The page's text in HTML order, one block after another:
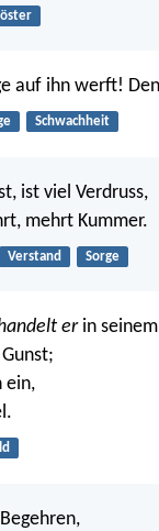
auf ihn werft!
Schwachheit
ist viel Verdruss,
mehrt Kummer.
Verstand Sorge
erin
ein,